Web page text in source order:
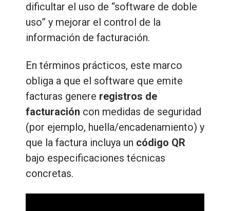
dificultar el uso de “software de doble
uso” y mejorar el control de la
información de facturación.
En términos prácticos, este marco
obliga a que el software que emite
facturas genere registros de
facturación con medidas de seguridad
(por ejemplo, huella/encadenamiento) y
que la factura incluya un código QR
bajo especificaciones técnicas
concretas.